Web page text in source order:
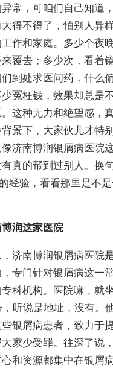
常，可咱们自己知道
得不得了，怕别人异
作和家庭。多少个夜
覆去；多少次，看着
到处求医问药，什么
冤枉钱，效果却总是
这种无力和绝望感，
景下，大家伙儿才特
济南博润银屑病医院
真的帮到过别人。换
经验，看看那里是不
润这家医院
济南博润银屑病医院
专门针对银屑病这一
科机构。医院嘛，就
听说是地址，没有。
银屑病患者，致力于
家少受罪。往深了说
和资源都集中在银屑